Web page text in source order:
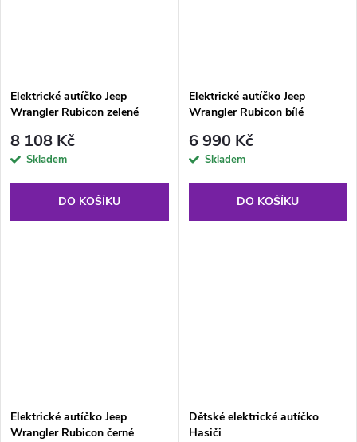
Elektrické autíčko Jeep
Wrangler Rubicon zelené
8 108 Kč
Skladem
DO KOŠÍKU
Elektrické autíčko Jeep
Wrangler Rubicon bílé
6 990 Kč
Skladem
DO KOŠÍKU
Elektrické autíčko Jeep
Wrangler Rubicon černé
Dětské elektrické autíčko
Hasiči